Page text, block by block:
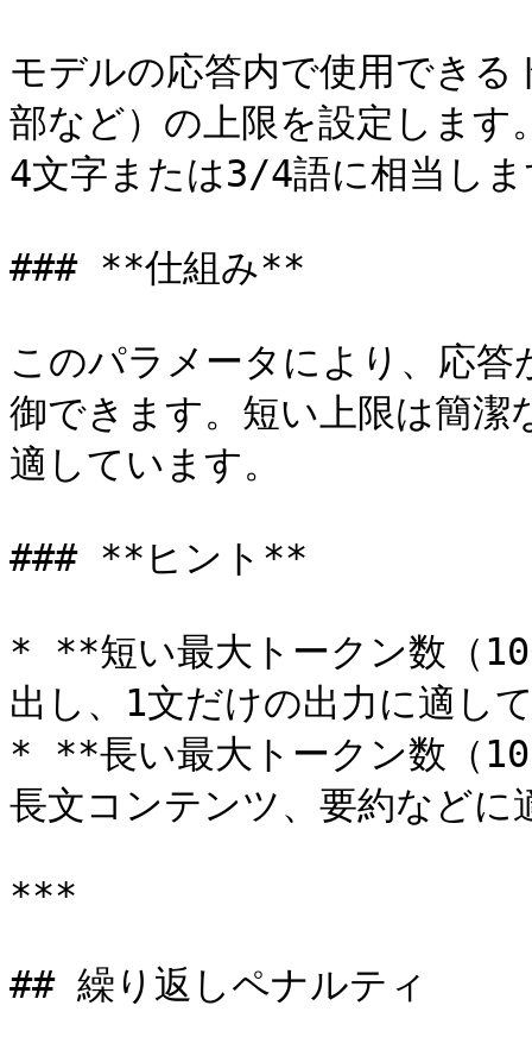
モデルの応答内で使用できる
部など）の上限を設定しま
4文字または3/4語に相当し
### **仕組み**
このパラメータにより、応
御できます。短い上限は簡潔
適しています。
### **ヒント**
* **短い最大トークン数（
出し、1文だけの出力に適し
* **長い最大トークン数（
長文コンテンツ、要約などに
***
## 繰り返しペナルティ